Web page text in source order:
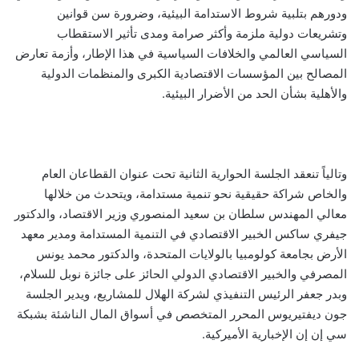
ودورهم بتلبية شروط الاستدامة البيئية، وضرورة سن قوانين
وتشريعات دولية ملزمة وأكثر صرامة ومدى تأثير الاستقطاب
السياسي العالمي والخلافات السياسية في هذا الإطار، وأزمة تعارض
المصالح بين المؤسسات الاقتصادية الكبرى والمنظمات الدولية
والأهلية بشأن الحد من الأضرار البيئية.
وتالياً تنعقد الجلسة الحوارية الثانية تحت عنوان القطاعان العام
والخاص شراكة حقيقية نحو تنمية مستدامة، ويتحدث من خلالها
معالي المهندس سلطان بن سعيد المنصوري وزير الاقتصاد، والدكتور
جيفري ساكس الخبير الاقتصادي في التنمية المستدامة ومدير معهد
الأرض بجامعة كولومبيا بالولايات المتحدة، والدكتور محمد يونس
المصرفي والخبير الاقتصادي الدولي الحائز على جائزة نوبل للسلام،
وبدر جعفر الرئيس التنفيذي لشركة الهلال للمشاريع، ويدير الجلسة
جون ديفتيريوس المحرر المتخصص في أسواق المال الناشئة بشبكة
سي إن إن الإخبارية الأميركية.